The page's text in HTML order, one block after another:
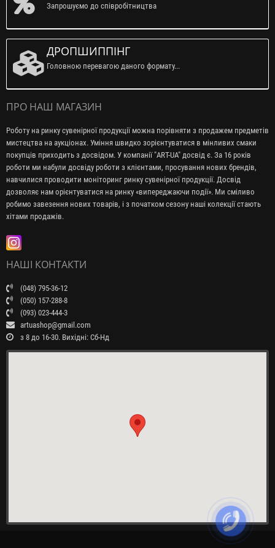
Запрошуємо до співробітництва
ДРОПШИППІНГ
Головною перевагою даного формату...
ПРО НАШ МАГАЗИН
Роботу на ринку сувенірної продукції можна порівняти з продажем предметів
мистецтва на аукціонах. Уміння швидко зорієнтуватися в мінливих смаки
покупців приходить з досвідом. У компанії "ART-UA" досвід є. За 16 років
роботи ми набули досвіду роботи з клієнтами, просування нових брендів,
навчилися проводити моніторинг ринку сувенірної продукції. Досвід
дозволяє нам орієнтуватися на ринку «випереджаючи події». Ми сміливо
робимо завезення нових товарів, і з початком сезону наші колекції стають
хітами продажів.
НАШІ КОНТАКТИ
(048) 795-36-12
(050) 157-288-8
(093) 023-444-3
artuashop@gmail.com
з 8 до 16-30. Вихідні: Сб-Нд